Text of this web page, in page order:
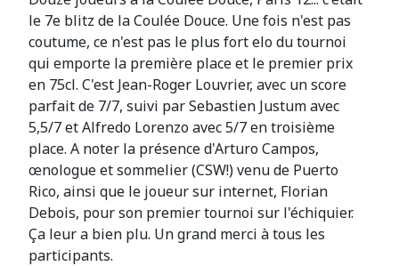
le 7e blitz de la Coulée Douce. Une fois n'est pas
coutume, ce n'est pas le plus fort elo du tournoi
qui emporte la première place et le premier prix
en 75cl. C'est Jean-Roger Louvrier, avec un score
parfait de 7/7, suivi par Sebastien Justum avec
5,5/7 et Alfredo Lorenzo avec 5/7 en troisième
place. A noter la présence d'Arturo Campos,
œnologue et sommelier (CSW!) venu de Puerto
Rico, ainsi que le joueur sur internet, Florian
Debois, pour son premier tournoi sur l'échiquier.
Ça leur a bien plu. Un grand merci à tous les
participants.